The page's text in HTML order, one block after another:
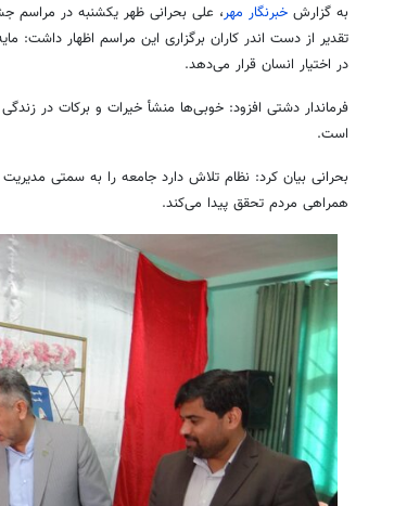
به گزارش خبرنگار مهر، علی بحرانی ظهر یکشنبه در
تقدیر از دست اندر کاران برگزاری این مراسم اظهار داشت:
در اختیار انسان قرار می‌دهد.
فرماندار دشتی افزود: خوبی‌ها منشأ خیرات و برکات در
است.
بحرانی بیان کرد: نظام تلاش دارد جامعه را به سمتی
همراهی مردم تحقق پیدا می‌کند.